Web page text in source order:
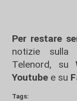
Per restare
notizie sulla
Telenord, su
Youtube e su
Tags: